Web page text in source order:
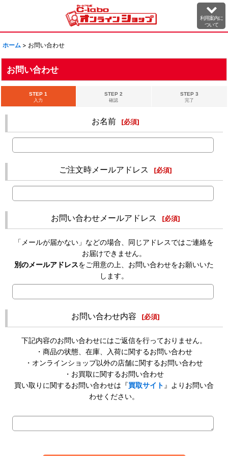
利用案内に
ついて
ホーム > お問い合わせ
お問い合わせ
STEP 1
入力
STEP 2
確認
STEP 3
完了
お名前 [必須]
ご注文時メールアドレス [必須]
お問い合わせメールアドレス [必須]
「メールが届かない」などの場合、同じアドレスではご連絡を
お届けできません。
別のメールアドレスをご用意の上、お問い合わせをお願いいた
します。
お問い合わせ内容 [必須]
下記内容のお問い合わせにはご返信を行っておりません。
・商品の状態、在庫、入荷に関するお問い合わせ
・オンラインショップ以外の店舗に関するお問い合わせ
・お買取に関するお問い合わせ
買い取りに関するお問い合わせは『買取サイト 』よりお問い合
わせください。